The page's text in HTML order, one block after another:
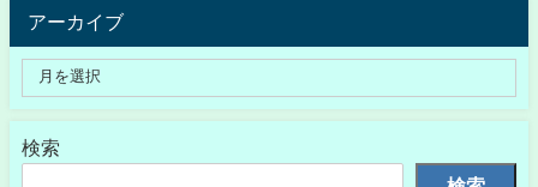
アーカイブ
検索